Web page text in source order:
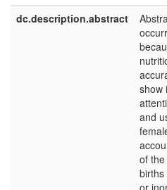
dc.description.abstract
show
and
of
births
or